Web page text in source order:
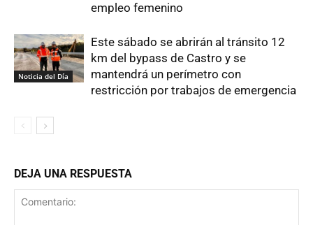
empleo femenino
Noticia del Día
Este sábado se abrirán al tránsito 12
km del bypass de Castro y se
mantendrá un perímetro con
restricción por trabajos de emergencia
DEJA UNA RESPUESTA